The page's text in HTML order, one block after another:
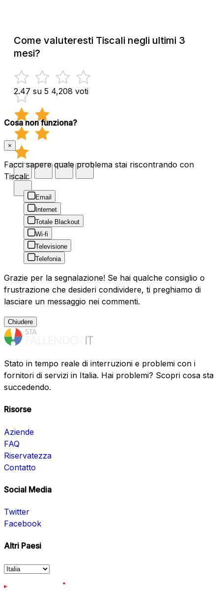
Come valuteresti Tiscali negli ultimi 3
mesi?
2.47 su 5 4,208 voti
Cosa non funziona?
×
Facci sapere quale problema stai riscontrando con
Tiscali:
Email
Internet
Totale Blackout
Wi-fi
Televisione
Telefonia
Grazie per la segnalazione! Se hai qualche consiglio o
frustrazione che desideri condividere, ti preghiamo di
lasciare un messaggio nei commenti.
Chiudere
Stato in tempo reale di interruzioni e problemi con i
fornitori di servizi in Italia. Hai problemi? Scopri cosa sta
succedendo.
Risorse
Aziende
FAQ
Riservatezza
Contatto
Social Media
Twitter
Facebook
Altri Paesi